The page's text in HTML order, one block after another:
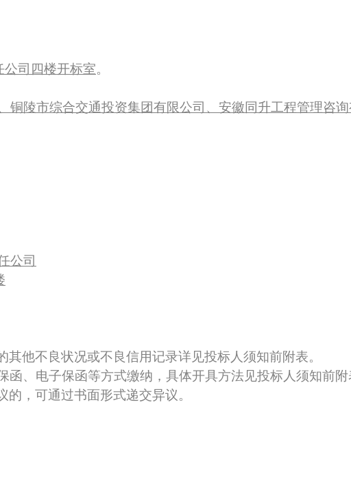
司 四楼开标室。
铜陵市综合交通投资集团有限公司、安徽同升工程管理咨
公司
他不良状况或不良信用记录详见投标人须知前附表。
函、电子保函等方式缴纳，具体开具方法见投标人须知前附
的，可通过书面形式递交异议。